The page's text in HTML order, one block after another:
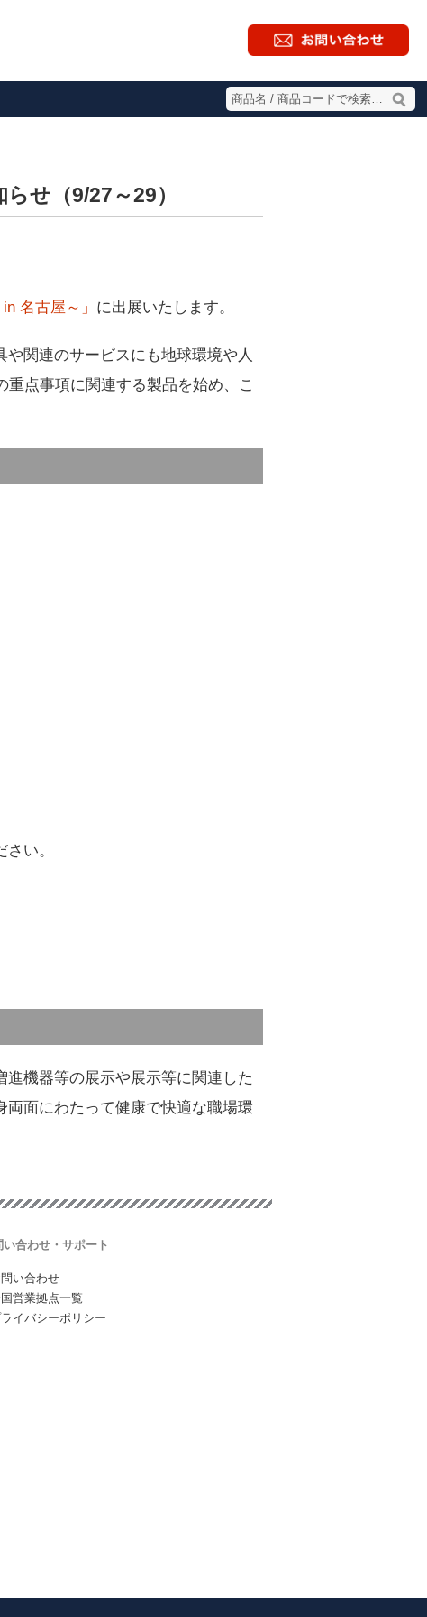
せ（9/27～29）
名古屋～」 に出展いたします。
関連のサービスにも地球環境や人
点事項に関連する製品を始め、こ
い。
機器等の展示や展示等に関連した
面にわたって健康で快適な職場環
い合わせ・サポート
い合わせ
営業拠点一覧
イバシーポリシー